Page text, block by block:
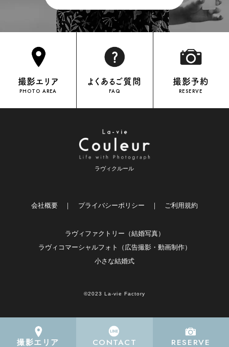
OFFICIAL INSTAGRAM
撮影エリア CONTACT RESERVE
撮影エリア
PHOTO AREA
よくあるご質問
FAQ
撮影予約
RESERVE
ラヴィクルール
会社概要 ｜ プライバシーポリシー ｜ ご利用規約
ラヴィファクトリー（結婚写真）
ラヴィコマーシャルフォト（広告撮影・動画制作）
小さな結婚式
©2023 La-vie Factory